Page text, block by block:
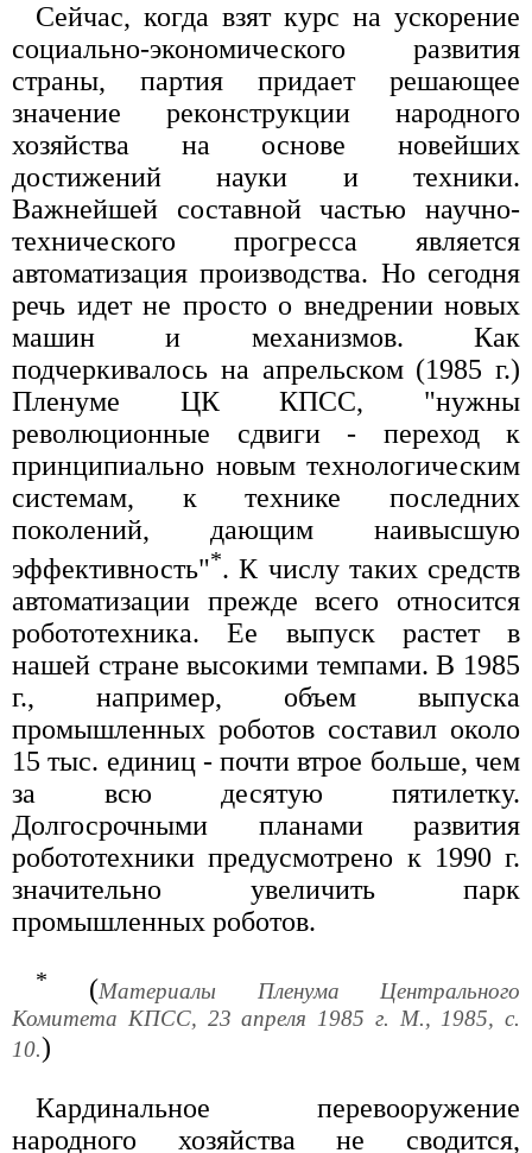
Сейчас, когда взят курс на ускорение
социально-экономического развития
страны, партия придает решающее
значение реконструкции народного
хозяйства на основе новейших
достижений науки и техники.
Важнейшей составной частью научно-
технического прогресса является
автоматизация производства. Но сегодня
речь идет не просто о внедрении новых
машин и механизмов. Как
подчеркивалось на апрельском (1985 г.)
Пленуме ЦК КПСС, "нужны
революционные сдвиги - переход к
принципиально новым технологическим
системам, к технике последних
поколений, дающим наивысшую
эффективность"*. К числу таких средств
автоматизации прежде всего относится
робототехника. Ее выпуск растет в
нашей стране высокими темпами. В 1985
г., например, объем выпуска
промышленных роботов составил около
15 тыс. единиц - почти втрое больше, чем
за всю десятую пятилетку.
Долгосрочными планами развития
робототехники предусмотрено к 1990 г.
значительно увеличить парк
промышленных роботов.
* (Материалы Пленума Центрального
Комитета КПСС, 23 апреля 1985 г. М., 1985, с.
10.)
Кардинальное перевооружение
народного хозяйства не сводится,